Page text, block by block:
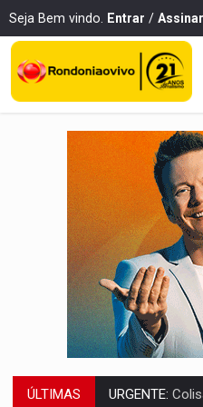
Seja Bem vindo. Entrar / Assinar
ÚLTIMAS URGENTE: Colisão